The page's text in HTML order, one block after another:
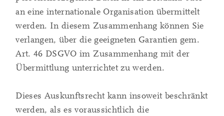
an eine internationale Organisation übermittelt
werden. In diesem Zusammenhang können Sie
verlangen, über die geeigneten Garantien gem.
Art. 46 DSGVO im Zusammenhang mit der
Übermittlung unterrichtet zu werden.
Dieses Auskunftsrecht kann insoweit beschränkt
werden, als es voraussichtlich die